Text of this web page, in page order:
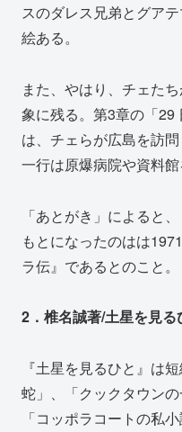
スのダレス兄弟とグア
絵ある。
また、やはり、チェた
象に残る。第3章の「29
は、チェらが広島を訪
一行は原爆病院や資料館
「あとがき」によると
もとになったのはは
ラ伝』であるとのこと。
2．椎名誠著/土星を見
『土星を見るひと』は
蛇」、「クックタウンの
「コッポラコートの私